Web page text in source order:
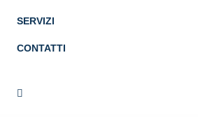
SERVIZI
CONTATTI